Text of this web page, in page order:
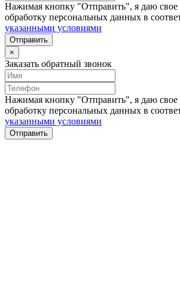
Нажимая кнопку "Отправить", я даю свое
обработку персональных данных в
указанными условиями
Отправить
×
Заказать обратный звонок
Нажимая кнопку "Отправить", я даю свое
обработку персональных данных в
указанными условиями
Отправить